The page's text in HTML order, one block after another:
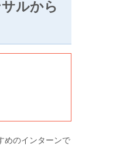
ルから
めのインターンで